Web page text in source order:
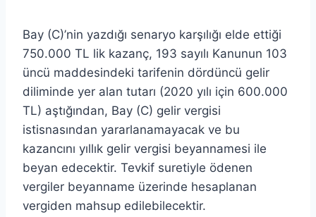
Bay (C)’nin yazdığı senaryo karşılığı elde ettiği
750.000 TL lik kazanç, 193 sayılı Kanunun 103
üncü maddesindeki tarifenin dördüncü gelir
diliminde yer alan tutarı (2020 yılı için 600.000
TL) aştığından, Bay (C) gelir vergisi
istisnasından yararlanamayacak ve bu
kazancını yıllık gelir vergisi beyannamesi ile
beyan edecektir. Tevkif suretiyle ödenen
vergiler beyanname üzerinde hesaplanan
vergiden mahsup edilebilecektir.